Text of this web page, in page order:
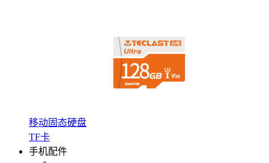
移动固态硬盘
TF卡
手机配件